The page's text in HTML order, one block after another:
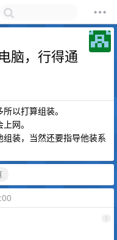
脑，行得通
以打算组装。
网。
装，当然还要指导他装系
1